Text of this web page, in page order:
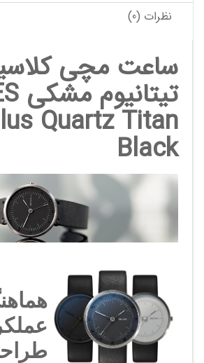
نظرات (0)
ساعت مچی
تیتانیوم مشکی
Quartz Titan
Black